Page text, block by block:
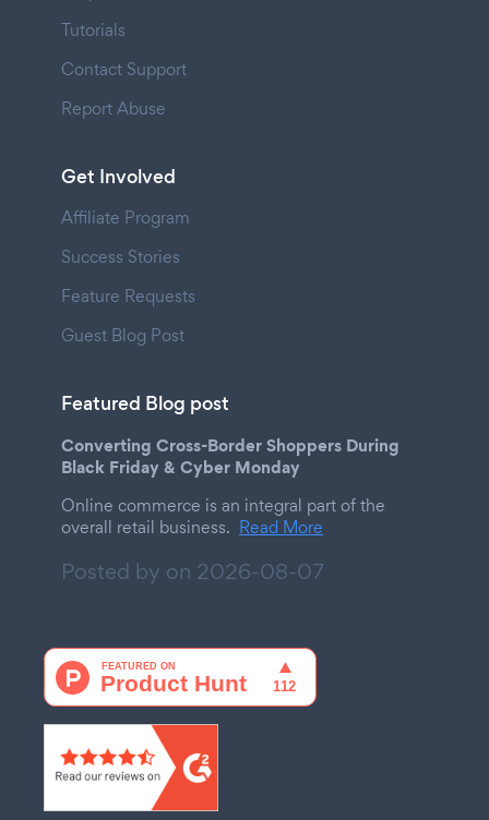
Tutorials
Contact Support
Report Abuse
Get Involved
Affiliate Program
Success Stories
Feature Requests
Guest Blog Post
Featured Blog post
Converting Cross-Border Shoppers During
Black Friday & Cyber Monday
Online commerce is an integral part of the
overall retail business. Read More
Posted by on 2026-08-07